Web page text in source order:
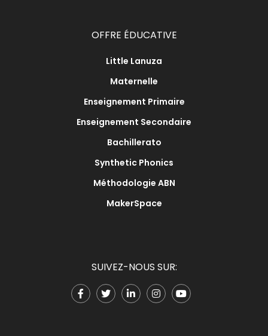
OFFRE ÉDUCATIVE
Little Lanuza
Maternelle
Enseignement Primaire
Enseignement Secondaire
Bachillerato
Synthetic Phonics
Méthodologie ABN
MakerSpace
SUIVEZ-NOUS SUR: